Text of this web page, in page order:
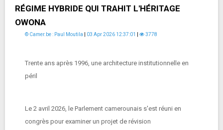
RÉGIME HYBRIDE QUI TRAHIT L'HÉRITAGE
OWONA
© Camer.be : Paul Moutila 03 Apr 2026 12:37:01 3778
Trente ans après 1996, une architecture institutionnelle en
péril
Le 2 avril 2026, le Parlement camerounais s'est réuni en
congrès pour examiner un projet de révision